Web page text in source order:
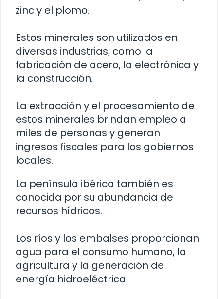
zinc y el plomo.
Estos minerales son utilizados en
diversas industrias, como la
fabricación de acero, la electrónica y
la construcción.
La extracción y el procesamiento de
estos minerales brindan empleo a
miles de personas y generan
ingresos fiscales para los gobiernos
locales.
La península ibérica también es
conocida por su abundancia de
recursos hídricos.
Los ríos y los embalses proporcionan
agua para el consumo humano, la
agricultura y la generación de
energía hidroeléctrica.